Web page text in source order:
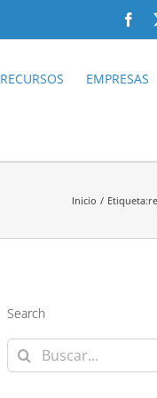
RECURSOS EMPRESAS
Inicio Etiqueta:
Search
Buscar: